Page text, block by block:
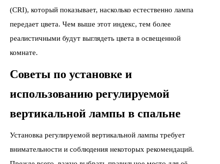
(CRI), который показывает, насколько естественно лампа
передает цвета. Чем выше этот индекс, тем более
реалистичными будут выглядеть цвета в освещенной
комнате.
Советы по установке и
использованию регулируемой
вертикальной лампы в спальне
Установка регулируемой вертикальной лампы требует
внимательности и соблюдения некоторых рекомендаций.